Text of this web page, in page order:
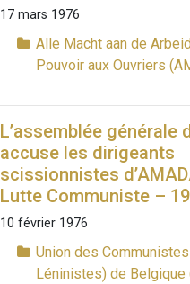
17 mars 1976
Alle Macht aan de
Pouvoir aux Ouvriers
L’assemblée générale
accuse les dirigeants
scissionnistes
Lutte Communiste –
10 février 1976
Union des
Léninistes) de Belgique